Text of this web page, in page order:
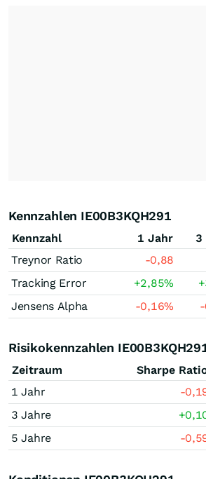
Kennzahlen IE00B3KQH291
Kennzahl 1 Jahr 3
Treynor Ratio
-0,88
Tracking Error
+2,85%
Jensens Alpha
-0,16%
Risikokennzahlen
Zeitraum Sharpe
1 Jahr
-
3 Jahre
5 Jahre
-